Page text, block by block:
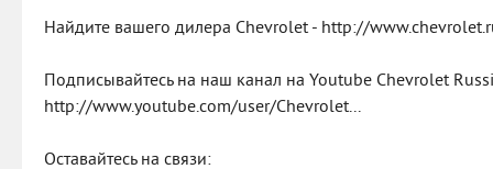
Найдите вашего дилера Chevrolet - http://
Подписывайтесь на наш канал на Youtube Chevrolet
http://www.youtube.com/user/Chevrolet...
Оставайтесь на связи: